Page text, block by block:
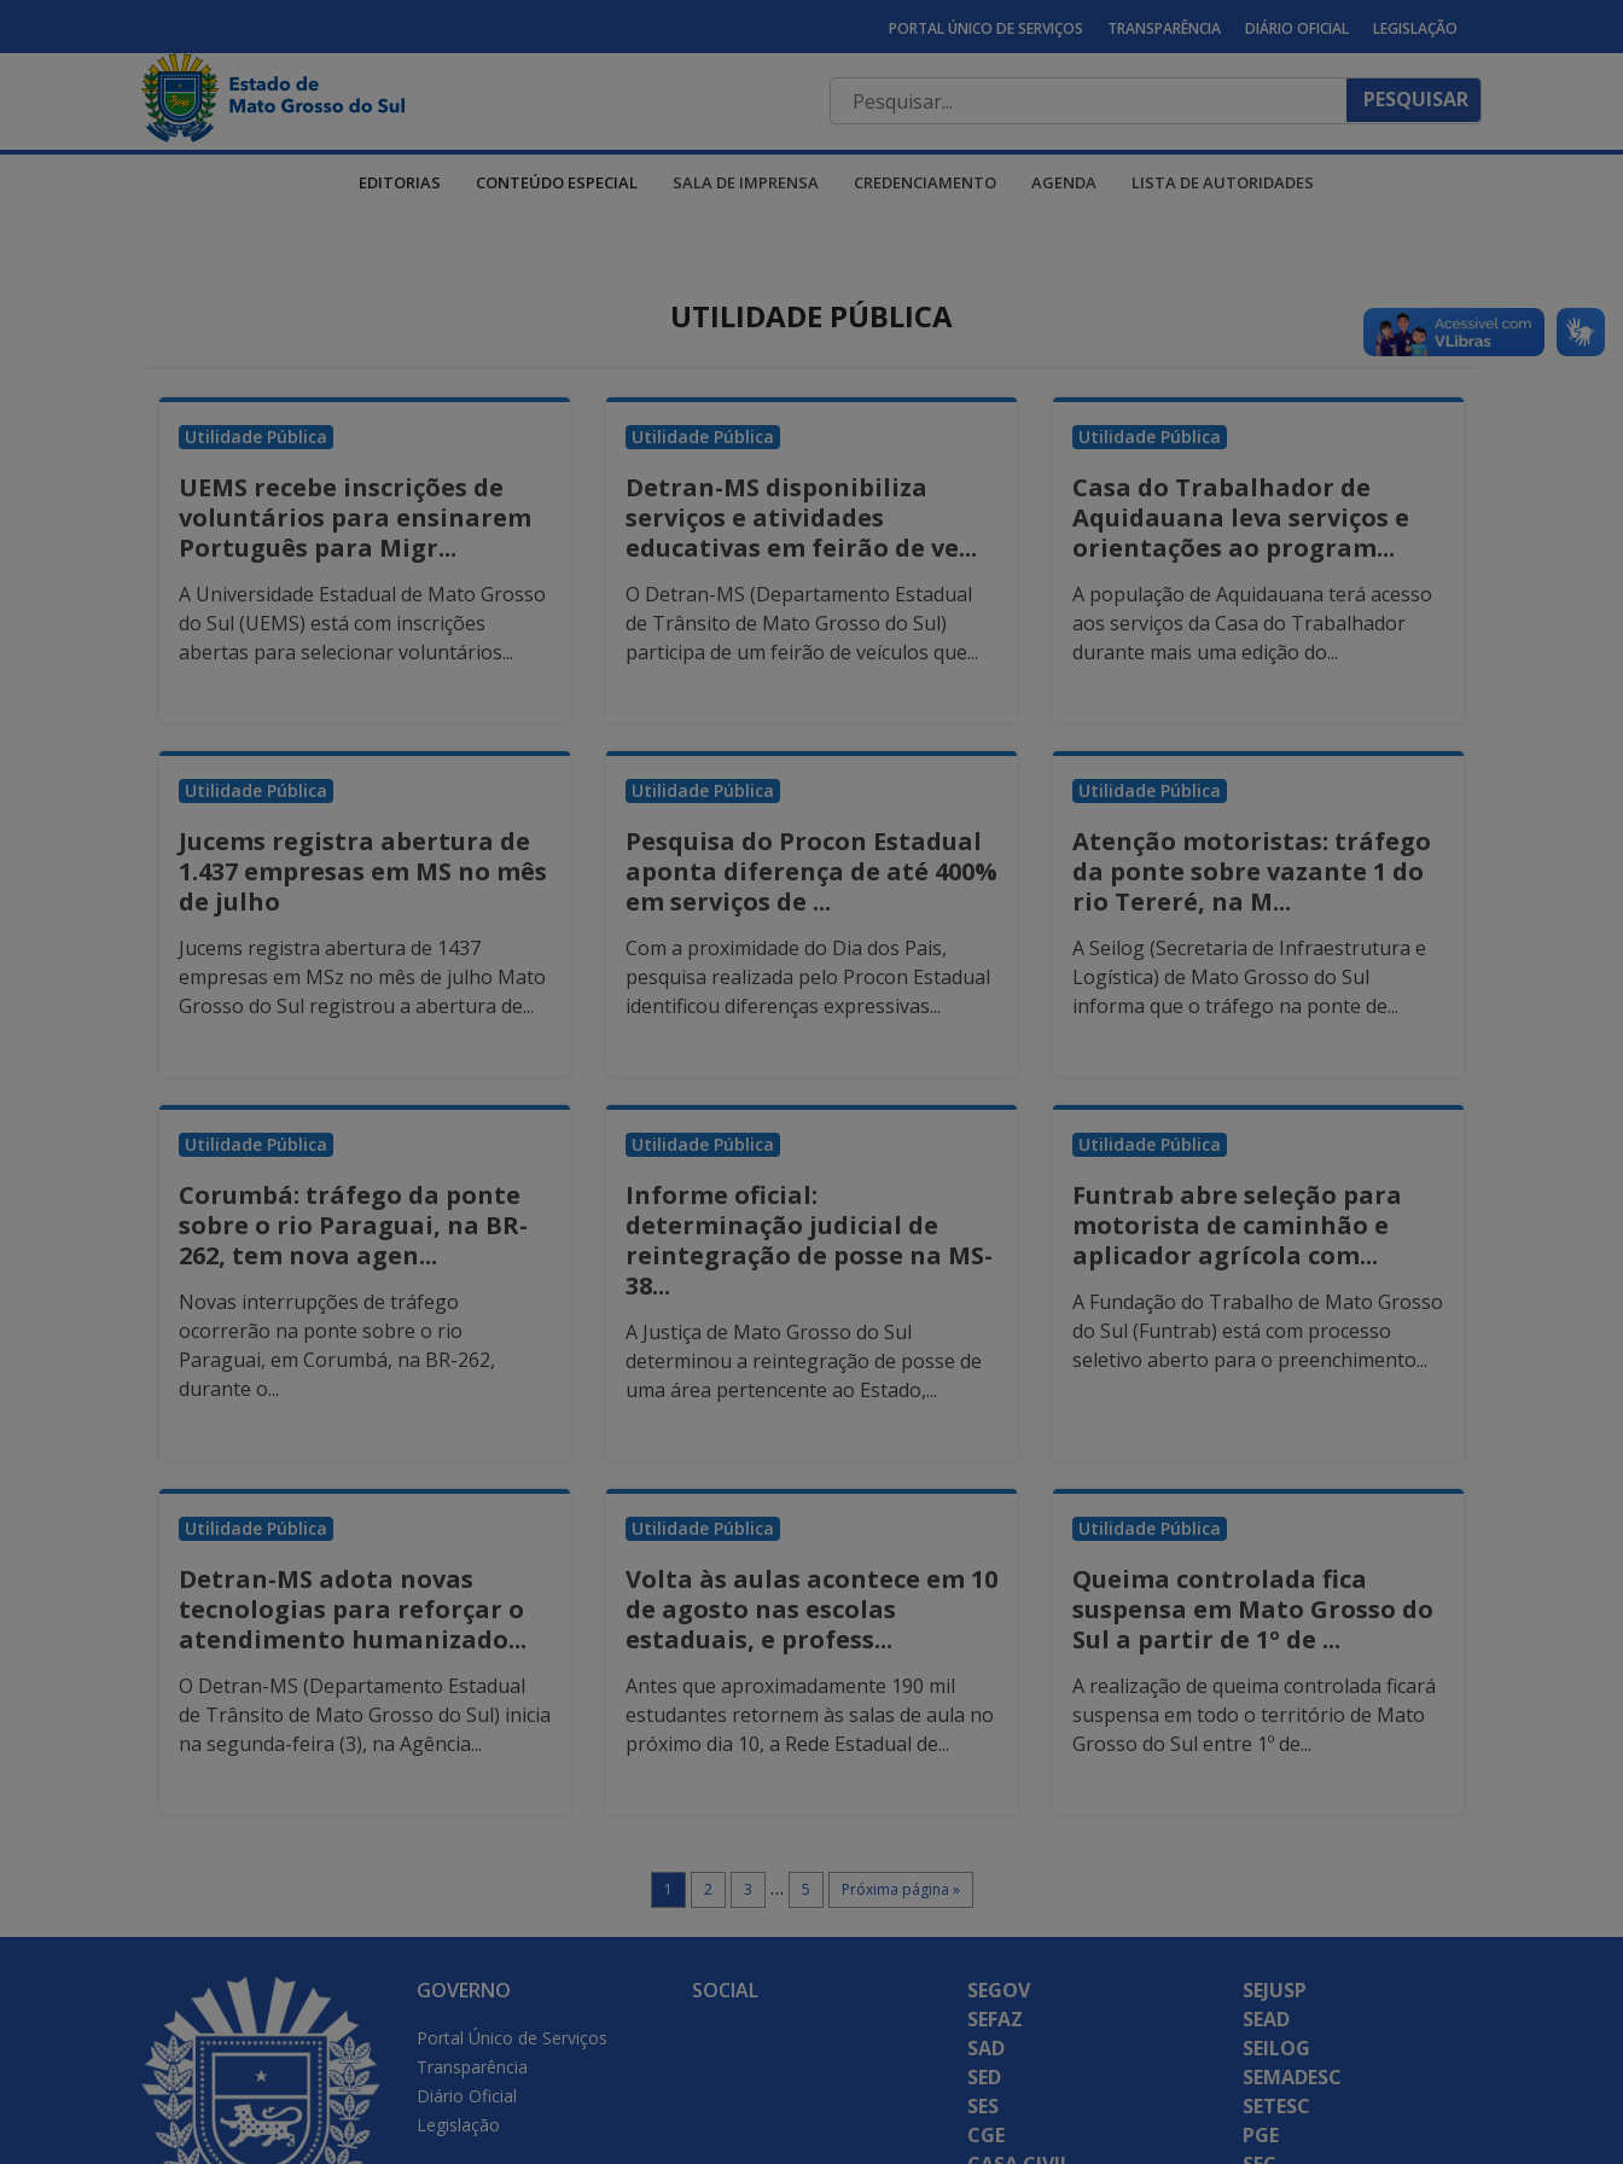
PORTAL ÚNICO DE SERVIÇOS TRANSPARÊNCIA DIÁRIO OFICIAL LEGISLAÇÃO
EDITORIAS CONTEÚDO ESPECIAL SALA DE IMPRENSA CREDENCIAMENTO AGENDA LISTA DE AUTORIDADES
UTILIDADE PÚBLICA
Utilidade Pública
UEMS recebe inscrições de
voluntários para ensinarem
Português para Migr...
A Universidade Estadual de Mato Grosso
do Sul (UEMS) está com inscrições
abertas para selecionar voluntários...
Utilidade Pública
Detran-MS disponibiliza
serviços e atividades
educativas em feirão de ve...
O Detran-MS (Departamento Estadual
de Trânsito de Mato Grosso do Sul)
participa de um feirão de veículos que...
Utilidade Pública
Casa do Trabalhador de
Aquidauana leva serviços e
orientações ao program...
A população de Aquidauana terá acesso
aos serviços da Casa do Trabalhador
durante mais uma edição do...
Utilidade Pública
Jucems registra abertura de
1.437 empresas em MS no mês
de julho
Jucems registra abertura de 1437
empresas em MSz no mês de julho Mato
Grosso do Sul registrou a abertura de...
Utilidade Pública
Pesquisa do Procon Estadual
aponta diferença de até 400%
em serviços de ...
Com a proximidade do Dia dos Pais,
pesquisa realizada pelo Procon Estadual
identificou diferenças expressivas...
Utilidade Pública
Atenção motoristas: tráfego
da ponte sobre vazante 1 do
rio Tereré, na M...
A Seilog (Secretaria de Infraestrutura e
Logística) de Mato Grosso do Sul
informa que o tráfego na ponte de...
Utilidade Pública
Corumbá: tráfego da ponte
sobre o rio Paraguai, na BR-
262, tem nova agen...
Novas interrupções de tráfego
ocorrerão na ponte sobre o rio
Paraguai, em Corumbá, na BR-262,
durante o...
Utilidade Pública
Informe oficial:
determinação judicial de
reintegração de posse na MS-
38...
A Justiça de Mato Grosso do Sul
determinou a reintegração de posse de
uma área pertencente ao Estado,...
Utilidade Pública
Funtrab abre seleção para
motorista de caminhão e
aplicador agrícola com...
A Fundação do Trabalho de Mato Grosso
do Sul (Funtrab) está com processo
seletivo aberto para o preenchimento...
Utilidade Pública
Detran-MS adota novas
tecnologias para reforçar o
atendimento humanizado...
O Detran-MS (Departamento Estadual
de Trânsito de Mato Grosso do Sul) inicia
na segunda-feira (3), na Agência...
Utilidade Pública
Volta às aulas acontece em 10
de agosto nas escolas
estaduais, e profess...
Antes que aproximadamente 190 mil
estudantes retornem às salas de aula no
próximo dia 10, a Rede Estadual de...
Utilidade Pública
Queima controlada fica
suspensa em Mato Grosso do
Sul a partir de 1º de ...
A realização de queima controlada ficará
suspensa em todo o território de Mato
Grosso do Sul entre 1º de...
1 2 3 … 5 Próxima página »
GOVERNO
Portal Único de Serviços
Transparência
Diário Oficial
Legislação
SOCIAL
SEGOV
SEFAZ
SAD
SED
SES
CGE
SEJUSP
SEAD
SEILOG
SEMADESC
SETESC
PGE